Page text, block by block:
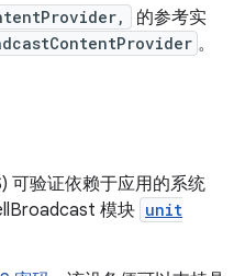
的参考实
。
可验证依赖于应用的系统
模块 unit